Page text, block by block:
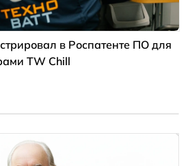
в Роспатенте ПО для
TW Chill